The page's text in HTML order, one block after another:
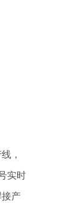
，
实时
产